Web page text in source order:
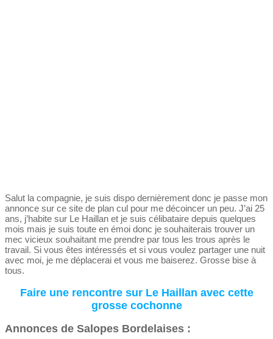
Salut la compagnie, je suis dispo dernièrement donc je passe mon
annonce sur ce site de plan cul pour me décoincer un peu. J’ai 25
ans, j’habite sur Le Haillan et je suis célibataire depuis quelques
mois mais je suis toute en émoi donc je souhaiterais trouver un
mec vicieux souhaitant me prendre par tous les trous après le
travail. Si vous êtes intéressés et si vous voulez partager une nuit
avec moi, je me déplacerai et vous me baiserez. Grosse bise à
tous.
Faire une rencontre sur Le Haillan avec cette
grosse cochonne
Annonces de Salopes Bordelaises :